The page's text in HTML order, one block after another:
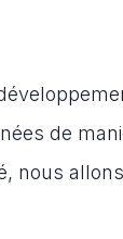
de
nous